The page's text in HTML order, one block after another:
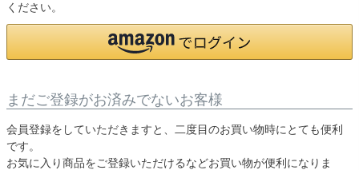
ください。
まだご登録がお済みでないお客様
会員登録をしていただきますと、二度目のお買い物時にとても便利
です。
お気に入り商品をご登録いただけるなどお買い物が便利になりま